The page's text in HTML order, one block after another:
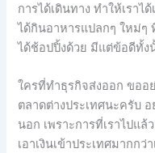
การได้เดินทาง ทำให้เราไ
ได้กินอาหารแปลกๆ ใหม่ๆ
ได้ช้อปปิ้งด้วย มีแต่ข้อดีทั้ง
ใครที่ทำธุรกิจส่งออก ขออ
ตลาดต่างประเทศนะครับ อ
นอก เพราะการที่เราไปแล้
เอาเงินเข้าประเทศมากกว่